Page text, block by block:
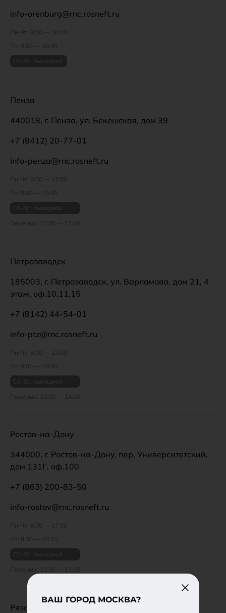
ВАШ ГОРОД МОСКВА?
info-orenburg@rnc.rosneft.ru
Пн-Чт: 9:00 — 18:00
Пт: 9:00 — 16:45
Сб-Вс: выходной
Пенза
440018, г. Пенза, ул. Бекешская, дом 39
+7 (8412) 20-77-01
info-penza@rnc.rosneft.ru
Пн-Чт: 8:00 — 17:00
Пт: 8:00 — 15:45
Сб-Вс: выходной
Перерыв: 12:00 — 12:45
Петрозаводск
185003, г. Петрозаводск, ул. Варламова, дом 21, 4
этаж, оф.10,11,15
+7 (8142) 44-54-01
info-ptz@rnc.rosneft.ru
Пн-Чт: 9:00 — 17:00
Пт: 9:00 — 16:00
Сб-Вс: выходной
Перерыв: 13:00 — 14:00
Ростов-на-Дону
344000, г. Ростов-на-Дону, пер. Университетский,
дом 131Г, оф.100
+7 (863) 200-83-50
info-rostov@rnc.rosneft.ru
Пн-Чт: 8:30 — 17:30
Пт: 8:30 — 16:15
Сб-Вс: выходной
Перерыв: 12:30 — 13:15
Рязань